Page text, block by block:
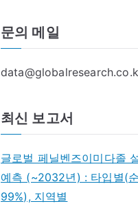
문의 메일
최신 보고서
글로벌 페닐벤즈이미다졸
예측 (~2032년) : 타입별(
99%), 지역별